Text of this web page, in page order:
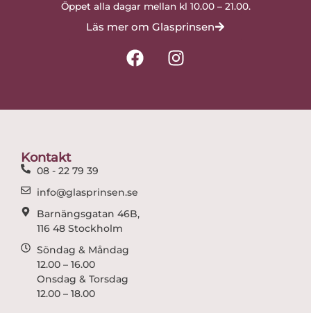
Öppet alla dagar mellan kl 10.00 – 21.00.
Läs mer om Glasprinsen
F
a
I
n
Kontakt
08 - 22 79 39
info@glasprinsen.se
Barnängsgatan 46B,
116 48 Stockholm
Söndag & Måndag
12.00 – 16.00
Onsdag & Torsdag
12.00 – 18.00